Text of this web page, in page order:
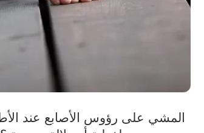
المشي على رؤوس الأصابع عند